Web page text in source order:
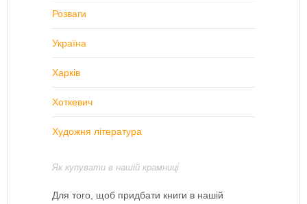
Розваги
Україна
Харків
Хоткевич
Художня література
Як купувати в нашій крамниці
Для того, щоб придбати книги в нашій